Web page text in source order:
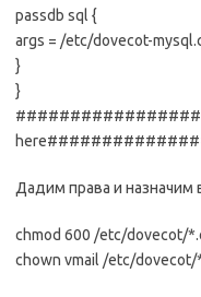
passdb sql {
args = /etc/dovecot-
}
}
Дадим права и назначим
chmod 600 /etc/dovecot/
chown vmail /etc/dovecot/